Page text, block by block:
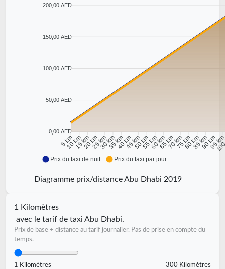
200,00 AED
150,00 AED
100,00 AED
50,00 AED
0,00 AED
5 km
10 km15 km20 km25 km30 km35 km40 km45 km50 km55 km60 km65 km70 km75 km80 km85 km90 km
95
Prix du taxi de nuit Prix du taxi par jour
Diagramme prix/distance Abu Dhabi 2019
1 Kilomètres
avec le tarif de taxi Abu Dhabi.
Prix de base + distance au tarif journalier. Pas de prise en compte du
temps.
1 Kilomètres 300 Kilomètres